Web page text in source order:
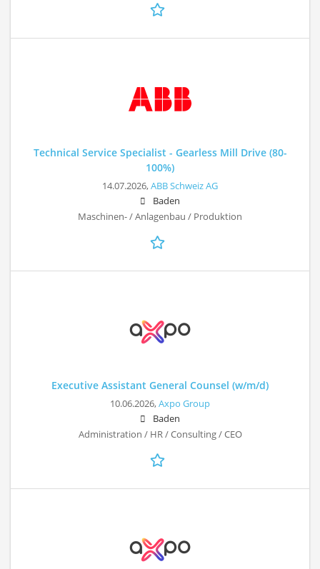
Technical Service Specialist - Gearless Mill Drive (80-
100%)
14.07.2026,ABB Schweiz AG
Baden
Maschinen- / Anlagenbau / Produktion
Executive Assistant General Counsel (w/m/d)
10.06.2026,Axpo Group
Baden
Administration / HR / Consulting / CEO